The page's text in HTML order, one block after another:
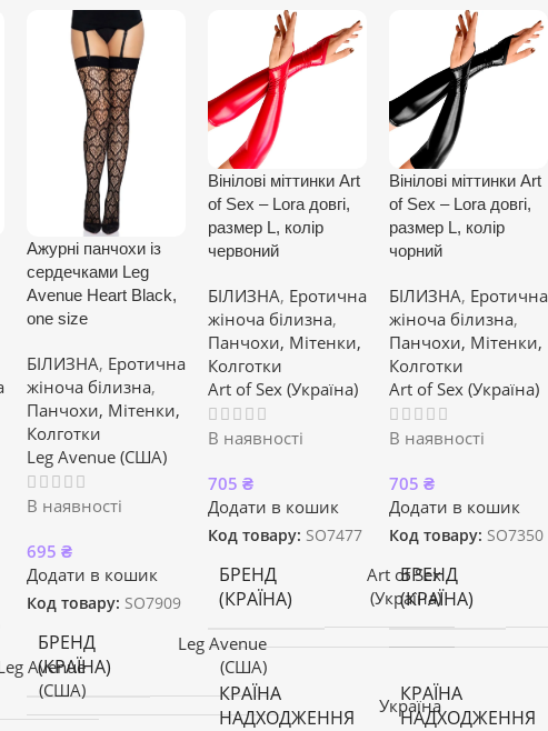
Avenue
(США)
Ажурні панчохи із
сердечками Leg
Avenue Heart Black,
one size
БІЛИЗНА, Еротична
жіноча білизна,
Панчохи, Мітенки,
Колготки
Leg Avenue (США)
В наявності
695 ₴
Додати в кошик
Код товару: SO7909
БРЕНД
(КРАЇНА)
Leg Avenue
(США)
Вінілові міттинки Art
of Sex – Lora довгі,
размер L, колір
червоний
БІЛИЗНА, Еротична
жіноча білизна,
Панчохи, Мітенки,
Колготки
Art of Sex (Україна)
В наявності
705 ₴
Додати в кошик
Код товару: SO7477
БРЕНД
(КРАЇНА)
Art of Sex
(Україна)
КРАЇНА
НАДХОДЖЕННЯ
Україна
Вінілові міттинки Art
of Sex – Lora довгі,
размер L, колір
чорний
БІЛИЗНА, Еротична
жіноча білизна,
Панчохи, Мітенки,
Колготки
Art of Sex (Україна)
В наявності
705 ₴
Додати в кошик
Код товару: SO7350
БРЕНД
(КРАЇНА)
КРАЇНА
НАДХОДЖЕННЯ